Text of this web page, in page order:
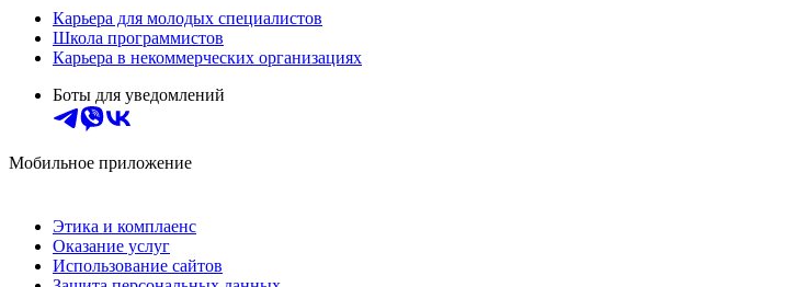
Карьера для молодых специалистов
Школа программистов
Карьера в некоммерческих организациях
Боты для уведомлений
Мобильное приложение
Этика и комплаенс
Оказание услуг
Использование сайтов